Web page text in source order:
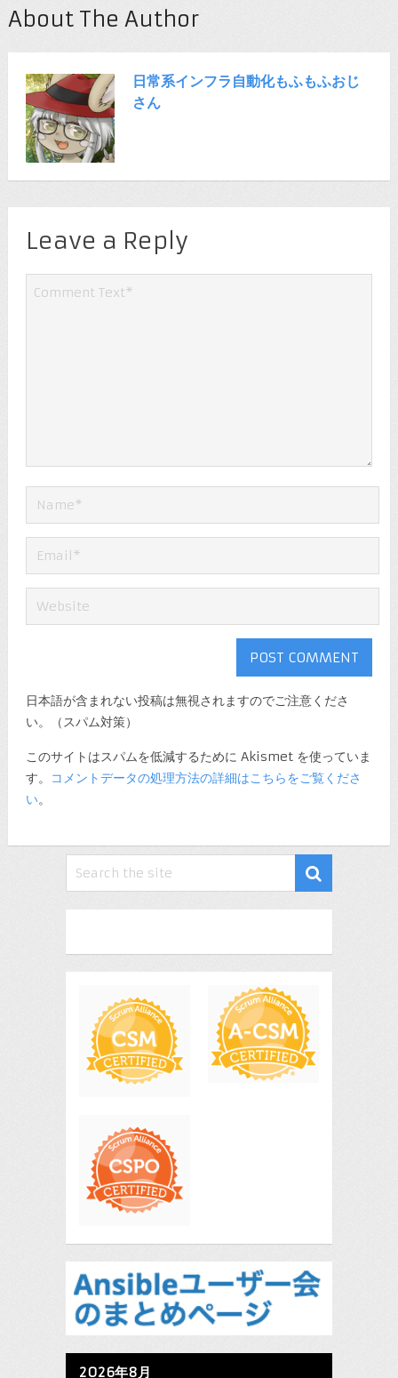
About The Author
日常系インフラ自動化もふもふおじ
さん
Leave a Reply
日本語が含まれない投稿は無視されますのでご注意くださ
い。（スパム対策）
このサイトはスパムを低減するために Akismet を使っていま
す。
コメントデータの処理方法の詳細はこちらをご覧くださ
い。
2026年8月